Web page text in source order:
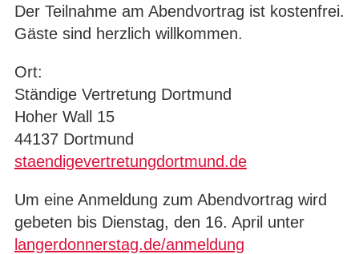
Der Teilnahme am Abendvortrag ist kostenfrei.
Gäste sind herzlich willkommen.
Ort:
Ständige Vertretung Dortmund
Hoher Wall 15
44137 Dortmund
staendigevertretungdortmund.de
Um eine Anmeldung zum Abendvortrag wird
gebeten bis Dienstag, den 16. April unter
langerdonnerstag.de/anmeldung